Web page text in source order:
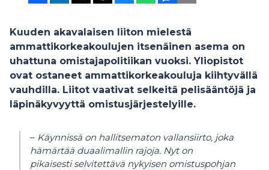
Kuuden akavalaisen liiton mielestä
ammattikorkeakoulujen itsenäinen asema on
uhattuna omistajapolitiikan vuoksi. Yliopistot
ovat ostaneet ammattikorkeakouluja kiihtyvällä
vauhdilla. Liitot vaativat selkeitä pelisääntöjä ja
läpinäkyvyyttä omistusjärjestelyille.
– Käynnissä on hallitsematon vallansiirto, joka
hämärtää duaalimallin rajoja. Nyt on
pikaisesti selvitettävä nykyisen omistuspohjan